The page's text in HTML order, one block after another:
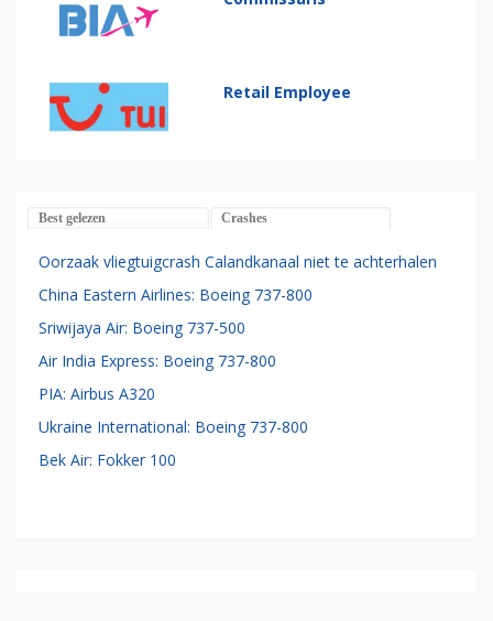
Retail Employee
Best gelezen Crashes
Oorzaak vliegtuigcrash Calandkanaal niet te achterhalen
China Eastern Airlines: Boeing 737-800
Sriwijaya Air: Boeing 737-500
Air India Express: Boeing 737-800
PIA: Airbus A320
Ukraine International: Boeing 737-800
Bek Air: Fokker 100